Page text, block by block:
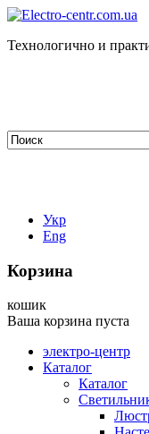
Технологично и
Укр
Eng
Корзина
кошик
Ваша корзина пуста
электро-центр
Каталог
Каталог